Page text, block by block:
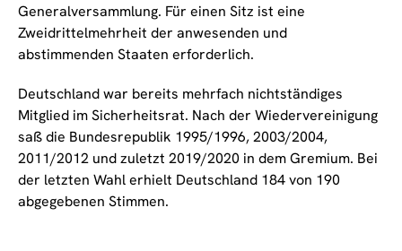
Generalversammlung. Für einen Sitz ist eine
Zweidrittelmehrheit der anwesenden und
abstimmenden Staaten erforderlich.
Deutschland war bereits mehrfach nichtständiges
Mitglied im Sicherheitsrat. Nach der Wiedervereinigung
saß die Bundesrepublik 1995/1996, 2003/2004,
2011/2012 und zuletzt 2019/2020 in dem Gremium. Bei
der letzten Wahl erhielt Deutschland 184 von 190
abgegebenen Stimmen.